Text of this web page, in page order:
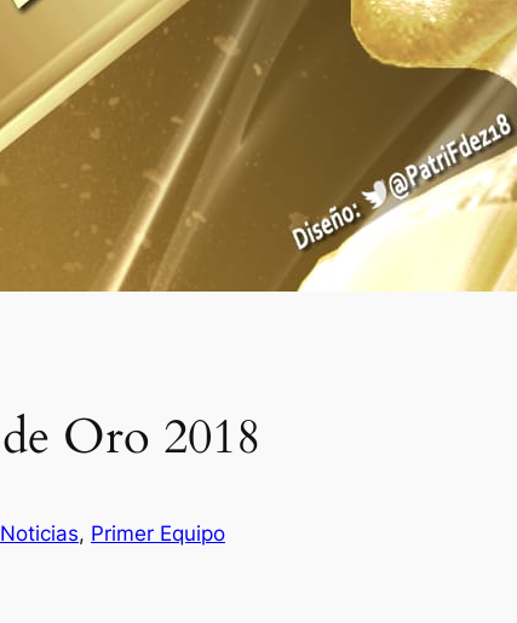
Oro 2018
Noticias, Primer Equipo